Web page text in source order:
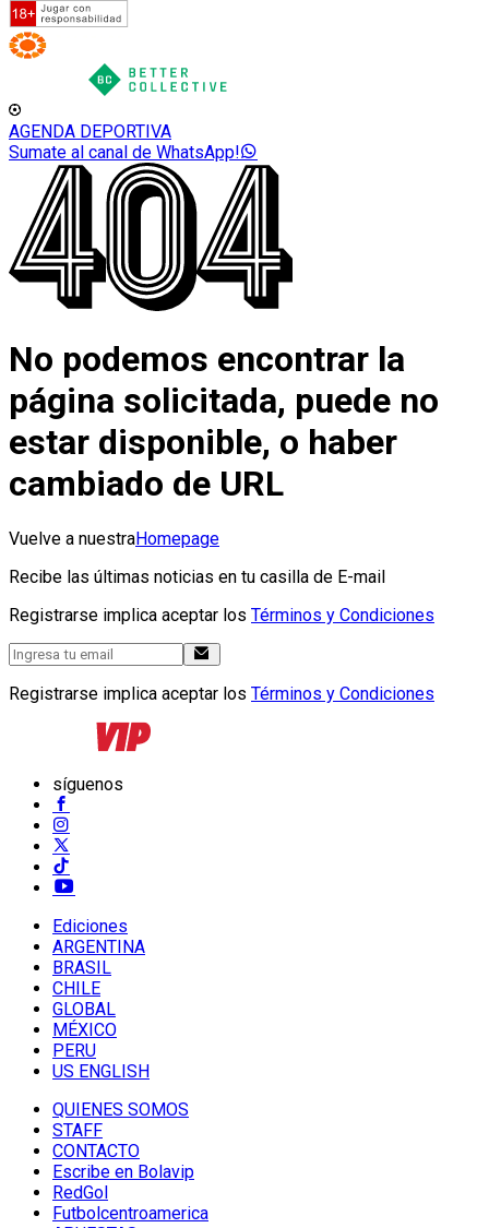
AGENDA DEPORTIVA
Sumate al canal de WhatsApp!
No podemos encontrar la
página solicitada, puede no
estar disponible, o haber
cambiado de URL
Vuelve a nuestraHomepage
Recibe las últimas noticias en tu casilla de E-mail
Registrarse implica aceptar los Términos y Condiciones
Registrarse implica aceptar los Términos y Condiciones
síguenos
Ediciones
ARGENTINA
BRASIL
CHILE
GLOBAL
MÉXICO
PERU
US ENGLISH
QUIENES SOMOS
STAFF
CONTACTO
Escribe en Bolavip
RedGol
Futbolcentroamerica